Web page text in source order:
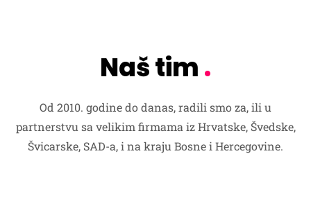
Naš tim.
Od 2010. godine do danas, radili smo za, ili u
partnerstvu sa velikim firmama iz Hrvatske, Švedske,
Švicarske, SAD-a, i na kraju Bosne i Hercegovine.